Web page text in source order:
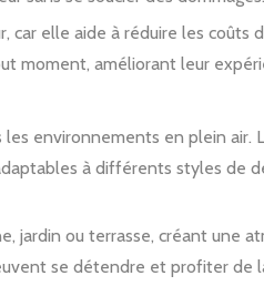
car elle aide à réduire les
moment, améliorant leur
environnements en plein air.
à différents styles de
jardin ou terrasse, créant une
se détendre et profiter de